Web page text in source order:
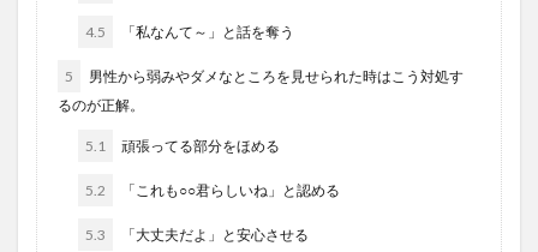
4.5 「私なんて～」と話を奪う
5
男性から弱みやダメなところを見せられた時はこう対処す
るのが正解。
5.1 頑張ってる部分をほめる
5.2 「これも○○君らしいね」と認める
5.3 「大丈夫だよ」と安心させる